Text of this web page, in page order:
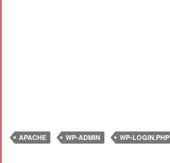
APACHE WP-ADMIN WP-LOGIN.PHP